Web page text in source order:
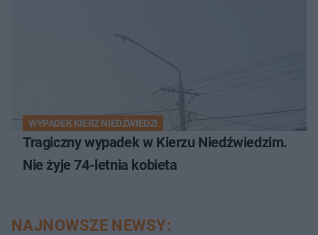
WYPADEK KIERZ NIEDŹWIEDZI
Tragiczny wypadek w Kierzu Niedźwiedzim.
Nie żyje 74-letnia kobieta
NAJNOWSZE NEWSY: